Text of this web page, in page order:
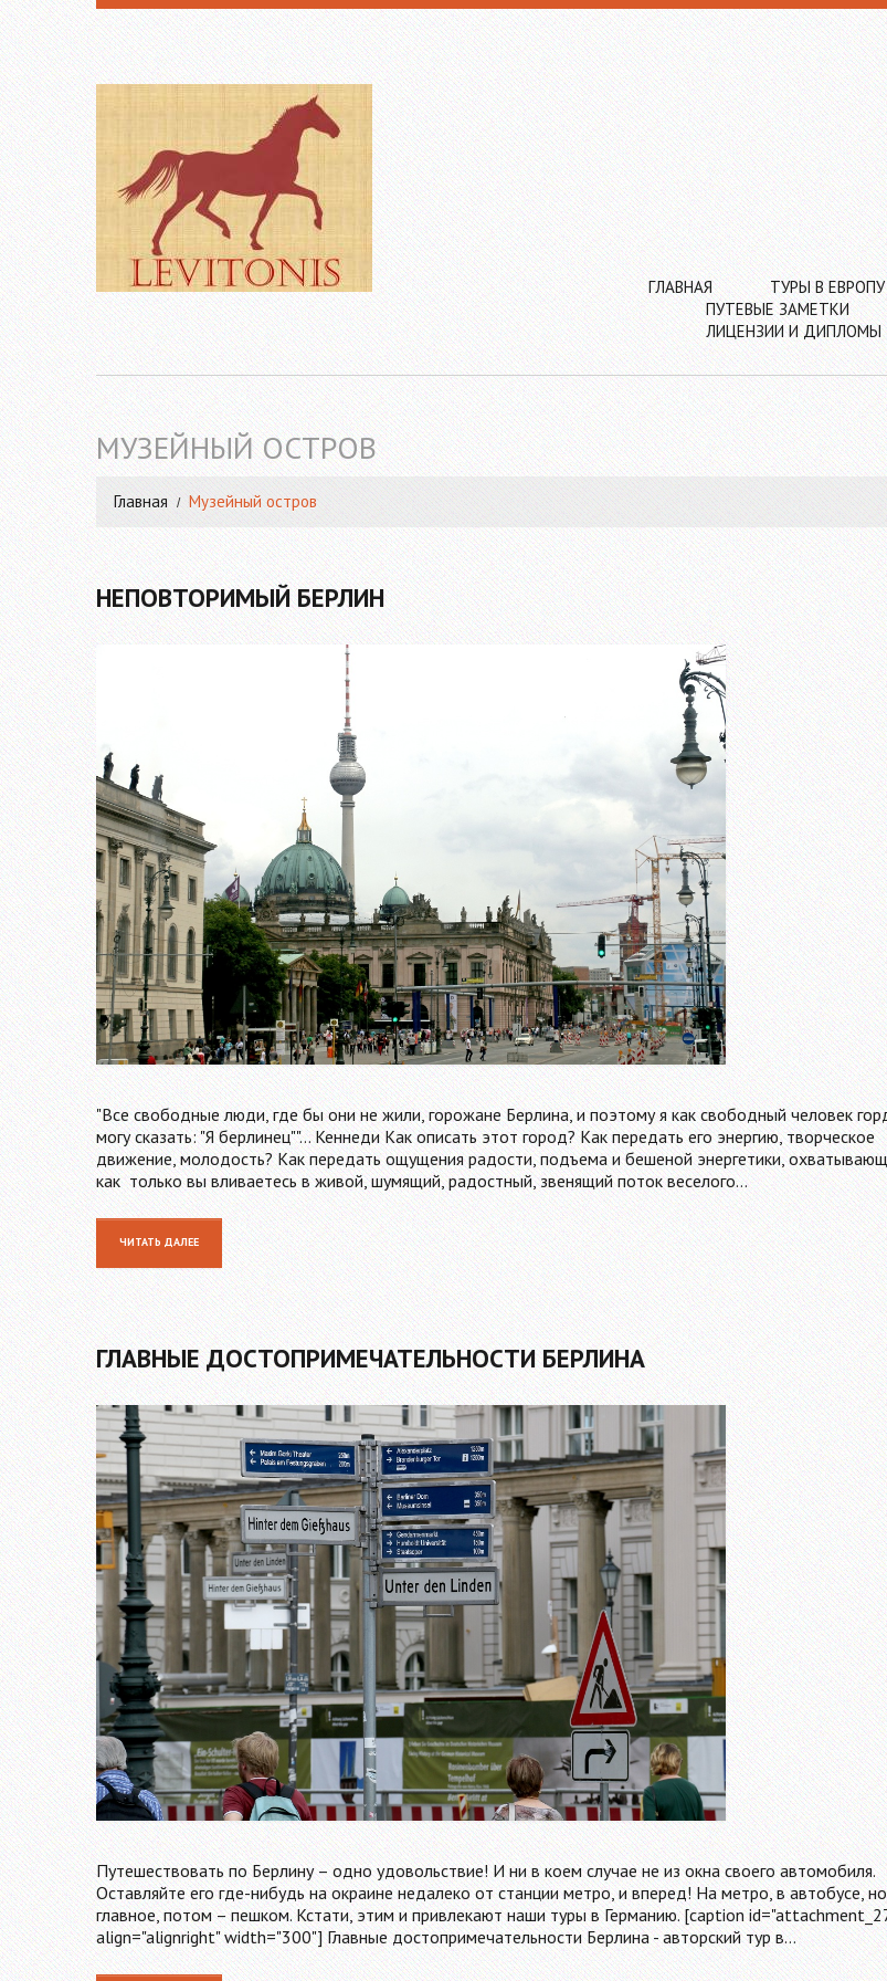
ГЛАВНАЯ ТУРЫ В ЕВРОПУ
ПУТЕВЫЕ ЗАМЕТКИ
ЛИЦЕНЗИИ И ДИПЛОМЫ
МУЗЕЙНЫЙ ОСТРОВ
Главная Музейный остров
НЕПОВТОРИМЫЙ БЕРЛИН
"Все свободные люди, где бы они не жили, горожане Берлина, и поэтому я как свободный человек
могу сказать: "Я берлинец""... Кеннеди Как описать этот город? Как передать его энергию, творческое
движение, молодость? Как передать ощущения радости, подъема и бешеной энергетики,
как только вы вливаетесь в живой, шумящий, радостный, звенящий поток веселого…
ЧИТАТЬ ДАЛЕЕ
ГЛАВНЫЕ ДОСТОПРИМЕЧАТЕЛЬНОСТИ БЕРЛИНА
Путешествовать по Берлину – одно удовольствие! И ни в коем случае не из окна своего автомобиля.
Оставляйте его где-нибудь на окраине недалеко от станции метро, и вперед! На метро, в автобусе,
главное, потом – пешком. Кстати, этим и привлекают наши туры в Германию. [caption
align="alignright" width="300"] Главные достопримечательности Берлина - авторский тур в…